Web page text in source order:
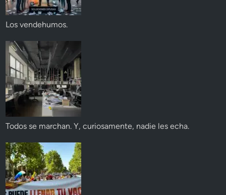
Los vendehumos.
Todos se marchan. Y, curiosamente, nadie les echa.